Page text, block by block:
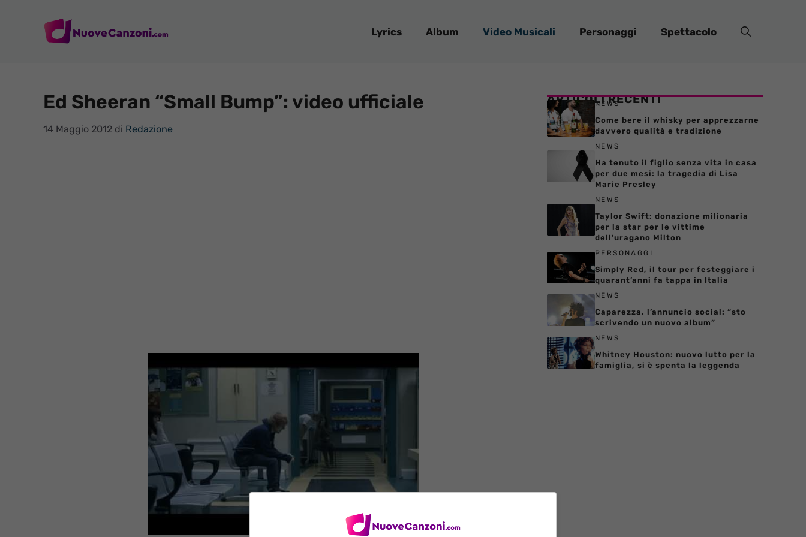
Lyrics Album Video Musicali Personaggi Spettacolo
Ed Sheeran “Small Bump”: video ufficiale
14 Maggio 2012 di Redazione
ARTICOLI RECENTI
NEWS
Come bere il whisky per apprezzarne
davvero qualità e tradizione
NEWS
Ha tenuto il figlio senza vita in casa
per due mesi: la tragedia di Lisa
Marie Presley
NEWS
Taylor Swift: donazione milionaria
per la star per le vittime
dell’uragano Milton
PERSONAGGI
Simply Red, il tour per festeggiare i
quarant’anni fa tappa in Italia
NEWS
Caparezza, l’annuncio social: “sto
scrivendo un nuovo album”
NEWS
Whitney Houston: nuovo lutto per la
famiglia, si è spenta la leggenda